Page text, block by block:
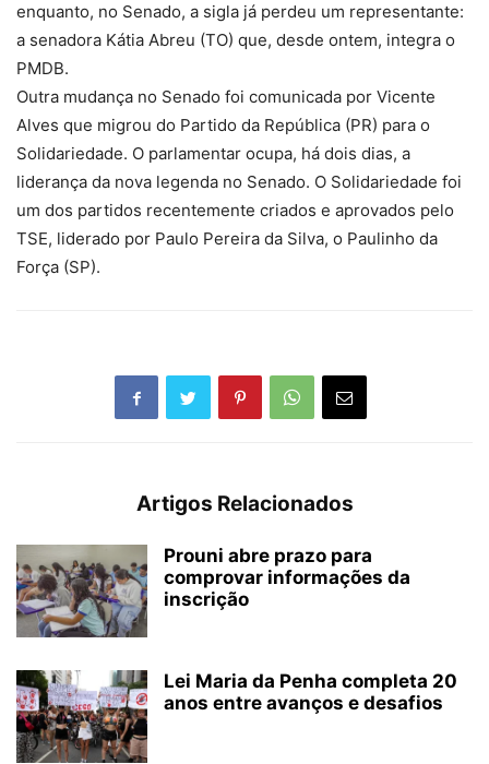
enquanto, no Senado, a sigla já perdeu um representante:
a senadora Kátia Abreu (TO) que, desde ontem, integra o
PMDB.
Outra mudança no Senado foi comunicada por Vicente
Alves que migrou do Partido da República (PR) para o
Solidariedade. O parlamentar ocupa, há dois dias, a
liderança da nova legenda no Senado. O Solidariedade foi
um dos partidos recentemente criados e aprovados pelo
TSE, liderado por Paulo Pereira da Silva, o Paulinho da
Força (SP).
Artigos Relacionados
Prouni abre prazo para
comprovar informações da
inscrição
Lei Maria da Penha completa 20
anos entre avanços e desafios